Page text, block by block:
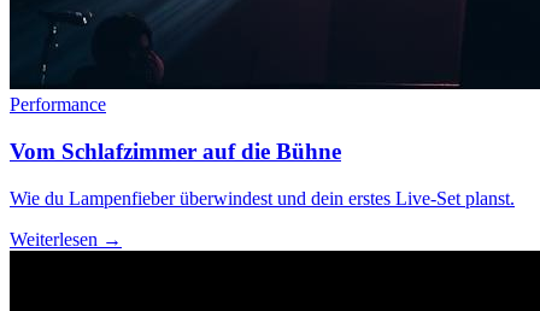
Performance
Vom Schlafzimmer auf die Bühne
Wie du Lampenfieber überwindest und dein erstes Live-Set planst.
Weiterlesen →